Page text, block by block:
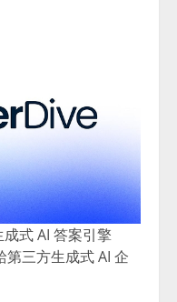
式 AI 答案引擎
三方生成式 AI 企